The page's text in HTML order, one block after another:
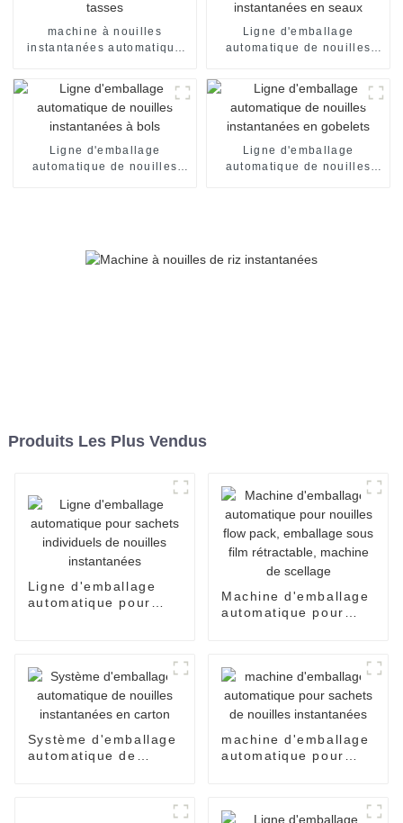
machine à nouilles
instantanées automatique
Ligne d'emballage
automatique de nouilles
Ligne d'emballage
automatique de nouilles
Ligne d'emballage
automatique de nouilles
Produits Les Plus Vendus
Ligne d'emballage
automatique pour
Machine d'emballage
automatique pour
de scellage
Système d'emballage
automatique de
machine d'emballage
automatique pour